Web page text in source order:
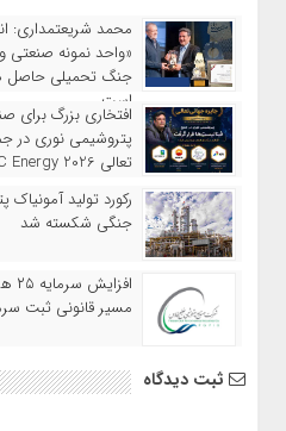
محمد شریعتمداری:
«واحد نمونه صنعتی
جنگ تحمیلی حاصل
است
افتخاری بزرگ برای
پتروشیمی نوری در
تعالی WPC Energy 2026 قرار گرفت
رکورد تولید
جنگی شکسته شد
مسیر قانونی ثبت
ثبت دیدگاه